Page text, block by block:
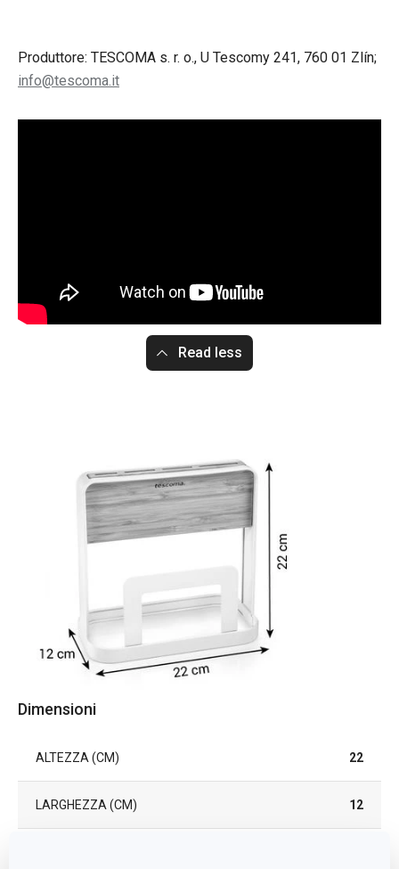
Produttore: TESCOMA s. r. o., U Tescomy 241, 760 01 Zlín;
info@tescoma.it
Read less
Dimensioni
ALTEZZA (CM) 22
LARGHEZZA (CM) 12